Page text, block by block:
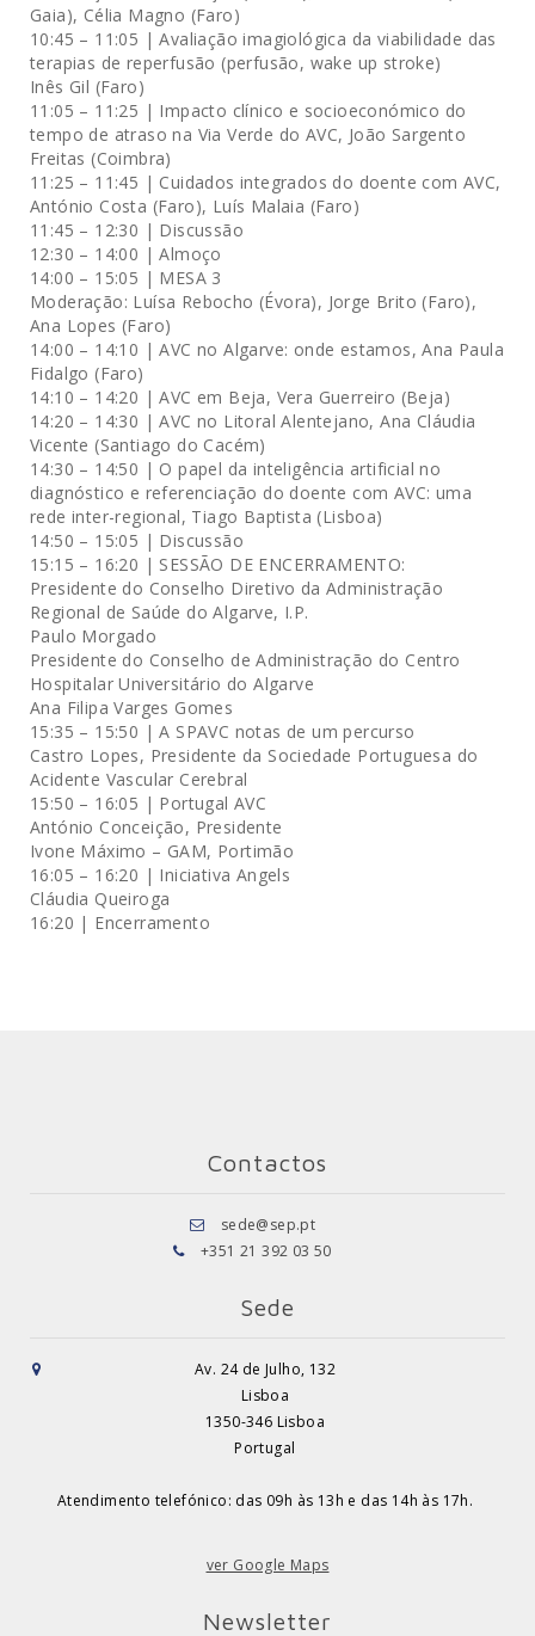
Gaia), Célia Magno (Faro)
10:45 – 11:05 | Avaliação imagiológica da viabilidade das
terapias de reperfusão (perfusão, wake up stroke)
Inês Gil (Faro)
11:05 – 11:25 | Impacto clínico e socioeconómico do
tempo de atraso na Via Verde do AVC, João Sargento
Freitas (Coimbra)
11:25 – 11:45 | Cuidados integrados do doente com AVC,
António Costa (Faro), Luís Malaia (Faro)
11:45 – 12:30 | Discussão
12:30 – 14:00 | Almoço
14:00 – 15:05 | MESA 3
Moderação: Luísa Rebocho (Évora), Jorge Brito (Faro),
Ana Lopes (Faro)
14:00 – 14:10 | AVC no Algarve: onde estamos, Ana Paula
Fidalgo (Faro)
14:10 – 14:20 | AVC em Beja, Vera Guerreiro (Beja)
14:20 – 14:30 | AVC no Litoral Alentejano, Ana Cláudia
Vicente (Santiago do Cacém)
14:30 – 14:50 | O papel da inteligência artificial no
diagnóstico e referenciação do doente com AVC: uma
rede inter-regional, Tiago Baptista (Lisboa)
14:50 – 15:05 | Discussão
15:15 – 16:20 | SESSÃO DE ENCERRAMENTO:
Presidente do Conselho Diretivo da Administração
Regional de Saúde do Algarve, I.P.
Paulo Morgado
Presidente do Conselho de Administração do Centro
Hospitalar Universitário do Algarve
Ana Filipa Varges Gomes
15:35 – 15:50 | A SPAVC notas de um percurso
Castro Lopes, Presidente da Sociedade Portuguesa do
Acidente Vascular Cerebral
15:50 – 16:05 | Portugal AVC
António Conceição, Presidente
Ivone Máximo – GAM, Portimão
16:05 – 16:20 | Iniciativa Angels
Cláudia Queiroga
16:20 | Encerramento
Contactos
sede@sep.pt
+351 21 392 03 50
Sede
Av. 24 de Julho, 132
Lisboa
1350-346 Lisboa
Portugal
Atendimento telefónico: das 09h às 13h e das 14h às 17h.
ver Google Maps
Newsletter